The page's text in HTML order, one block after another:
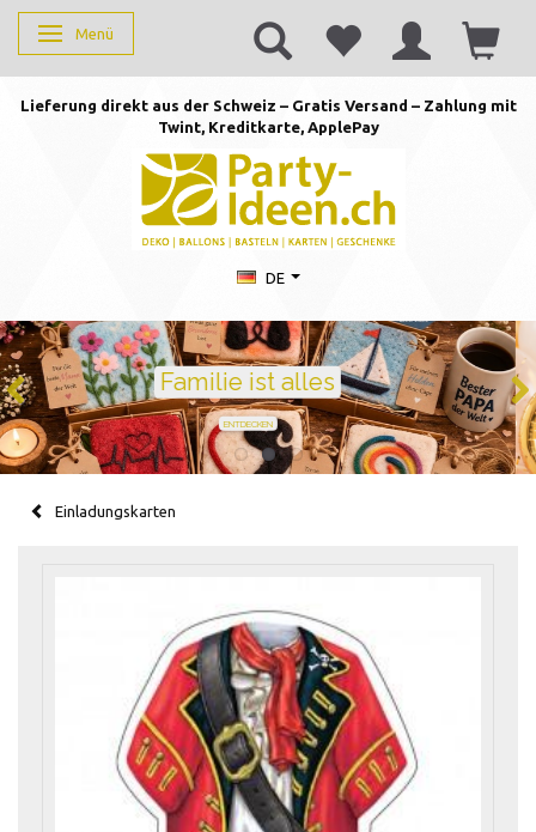
Anzeige ändern
Menü
Lieferung direkt aus der Schweiz – Gratis Versand – Zahlung mit
Twint, Kreditkarte, ApplePay
DE
Geburtstag feiern mit Stil
Ballons · Tischdeko · Karten · Zahlen
GEBURTSTAGSDEKO ENTDECKEN
Einladungskarten